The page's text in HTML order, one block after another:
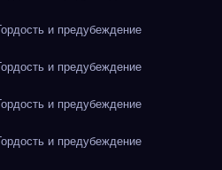
и предубеждение
и предубеждение
и предубеждение
и предубеждение